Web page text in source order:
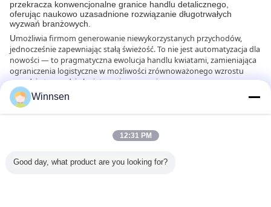
przekracza konwencjonalne granice handlu detalicznego,
oferując naukowo uzasadnione rozwiązanie długotrwałych
wyzwań branżowych.
Umożliwia firmom generowanie niewykorzystanych przychodów,
jednocześnie zapewniając stałą świeżość. To nie jest automatyzacja dla
nowości — to pragmatyczna ewolucja handlu kwiatami, zamieniająca
ograniczenia logistyczne w możliwości zrównoważonego wzrostu
wszędzie tam, gdzie kwiaty mają znaczenie.
Zalecane produkty
Winnsen
12:31 PM
Good day, what product are you looking for?